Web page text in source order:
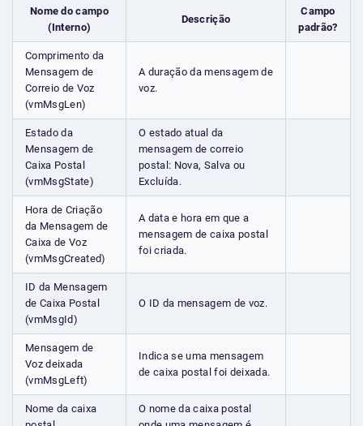
Nome do campo
(Interno)
Descrição
Campo
padrão?
Comprimento da
Mensagem de
Correio de Voz
(vmMsgLen)
A duração da mensagem de
voz.
Estado da
Mensagem de
Caixa Postal
(vmMsgState)
O estado atual da
mensagem de correio
postal: Nova, Salva ou
Excluída.
Hora de Criação
da Mensagem de
Caixa de Voz
(vmMsgCreated)
A data e hora em que a
mensagem de caixa postal
foi criada.
ID da Mensagem
de Caixa Postal
(vmMsgId)
O ID da mensagem de voz.
Mensagem de
Voz deixada
(vmMsgLeft)
Indica se uma mensagem
de caixa postal foi deixada.
Nome da caixa
O nome da caixa postal